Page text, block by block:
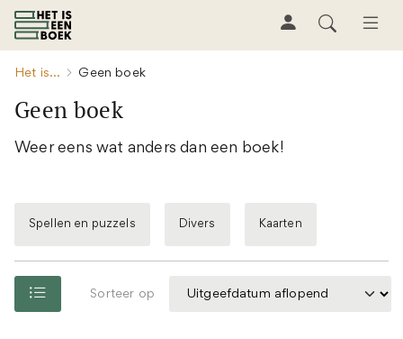
Het is... Geen boek
Geen boek
Weer eens wat anders dan een boek!
Spellen en puzzels Divers Kaarten
Sorteer op